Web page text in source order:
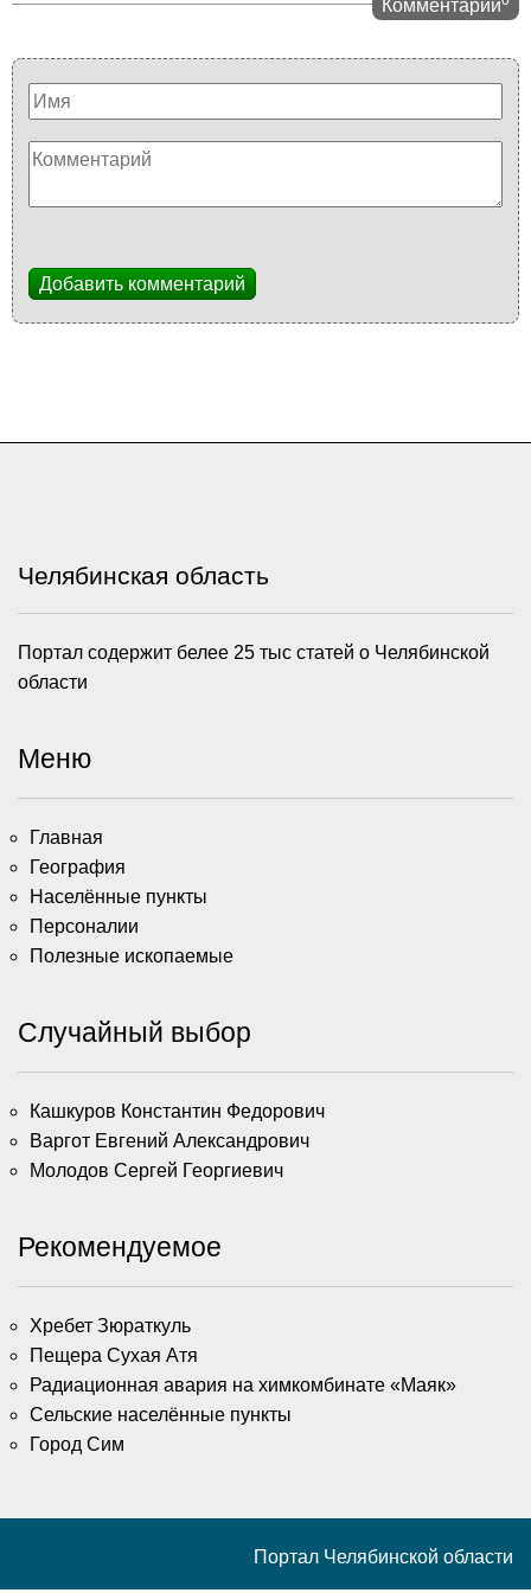
Комментарии
Добавить комментарий
Челябинская область
Портал содержит белее 25 тыс статей о Челябинской
области
Меню
Главная
География
Населённые пункты
Персоналии
Полезные ископаемые
Случайный выбор
Кашкуров Константин Федорович
Варгот Евгений Александрович
Молодов Сергей Георгиевич
Рекомендуемое
Хребет Зюраткуль
Пещера Сухая Атя
Радиационная авария на химкомбинате «Маяк»
Сельские населённые пункты
Город Сим
Портал Челябинской области